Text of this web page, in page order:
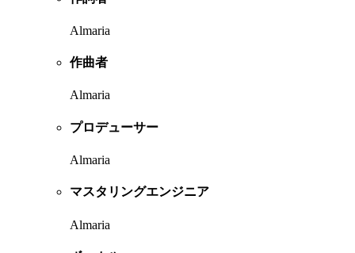
Almaria
作曲者
Almaria
プロデューサー
Almaria
マスタリングエンジニア
Almaria